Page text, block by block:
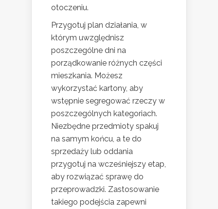
otoczeniu.
Przygotuj plan działania, w
którym uwzględnisz
poszczególne dni na
porządkowanie różnych części
mieszkania. Możesz
wykorzystać kartony, aby
wstępnie segregować rzeczy w
poszczególnych kategoriach.
Niezbędne przedmioty spakuj
na samym końcu, a te do
sprzedaży lub oddania
przygotuj na wcześniejszy etap,
aby rozwiązać sprawę do
przeprowadzki. Zastosowanie
takiego podejścia zapewni